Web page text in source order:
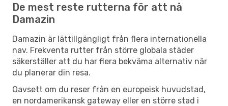
De mest reste rutterna för att nå
Damazin
Damazin är lättillgängligt från flera internationella
nav. Frekventa rutter från större globala städer
säkerställer att du har flera bekväma alternativ när
du planerar din resa.
Oavsett om du reser från en europeisk huvudstad,
en nordamerikansk gateway eller en större stad i